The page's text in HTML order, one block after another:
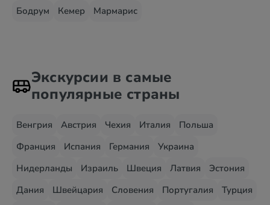
Бодрум
Кемер Мармарис
Экскурсии в самые
популярные страны
Венгрия Австрия Чехия Италия
Польша
Франция
Испания Германия
Украина
Нидерланды
Израиль Швеция Латвия
Эстония
Дания
Швейцария Словения Португалия
Турция